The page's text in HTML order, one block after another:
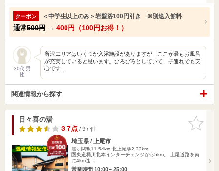
クーポン ＜中学生以上のみ＞岩盤浴100円引き ※別途入館料
通常500円 → 400円（100円お得！）
30代 男
性
所沢エリアはいくつか入浴施設がありますが、ここが最もお風呂
が充実していると思います。ひろびろとしていて、子連れでも安
心です…
関連情報から探す
お気に入
りに追加
日々喜の湯
3.7点/ 97 件
埼玉県 / 上尾市
霞ヶ関駅11.54km 北上尾駅2.22km
圏央道桶川北本インターチェンジから5km。 上尾道路を南
に4km進…
営業時間 10:00～25:00